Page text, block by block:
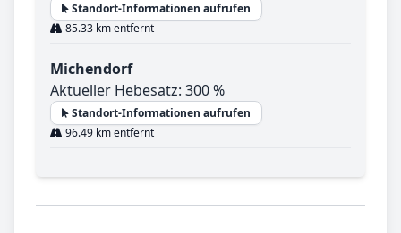
Standort-Informationen aufrufen
85.33 km entfernt
Michendorf
Aktueller Hebesatz: 300 %
Standort-Informationen aufrufen
96.49 km entfernt